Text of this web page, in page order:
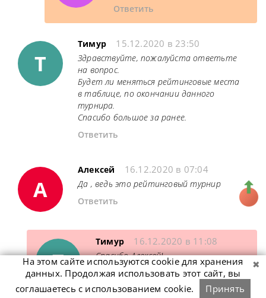
Ответить
Т
Тимур 15.12.2020 в 23:50
Здравствуйте, пожалуйста ответьте
на вопрос.
Будет ли меняться рейтинговые места
в таблице, по окончании данного
турнира.
Спасибо большое за ранее.
Ответить
А
Алексей 16.12.2020 в 07:04
Да , ведь это рейтинговый турнир
Ответить
Т
Тимур 16.12.2020 в 11:08
Спасибо Алексей!
Просто вчера я слышал что деньги
проигравшим в первом раунде (5
тыс.) не будут засчитывать в
На этом сайте используются cookie для хранения
данных. Продолжая использовать этот сайт, вы
соглашаетесь с использованием cookie.
Принять